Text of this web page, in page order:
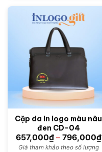
Cặp da in logo màu nâu
đen CD-04
657,000₫– 796,000₫
Giá tham khảo theo số lượng